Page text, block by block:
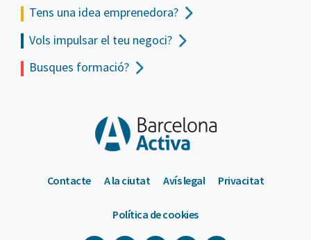
Tens una idea emprenedora?
Vols impulsar el teu negoci?
Busques formació?
Contacte A la ciutat Avís legal Privacitat
Política de cookies